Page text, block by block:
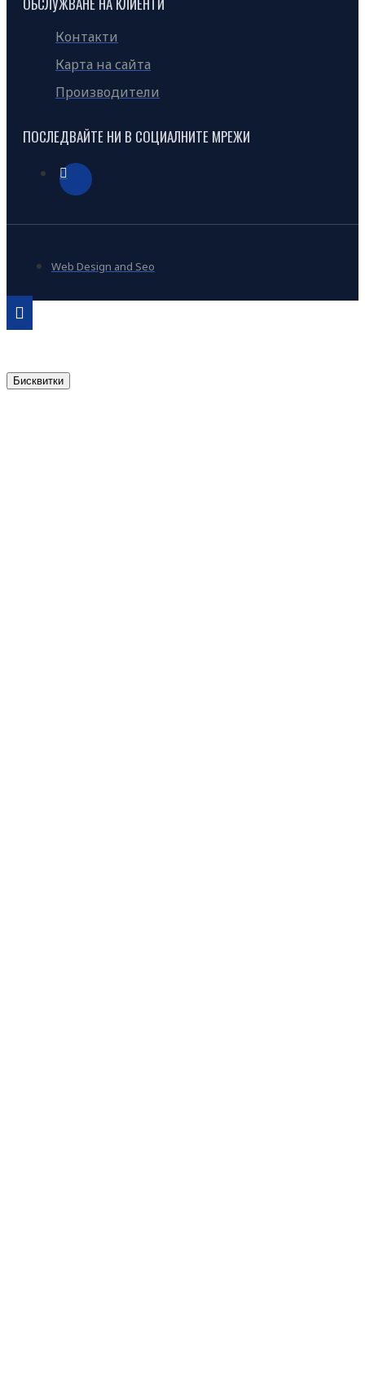
Контакти
Карта на сайта
Производители
ПОСЛЕДВАЙТЕ НИ В СОЦИАЛНИТЕ МРЕЖИ
Web Design and Seo
Бисквитки